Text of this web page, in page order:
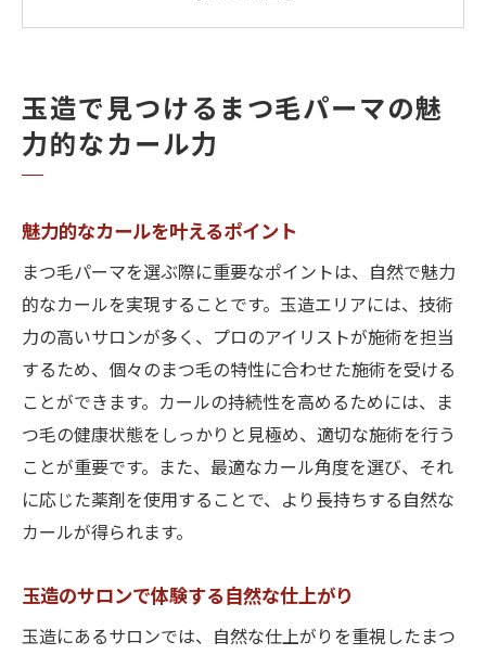
玉造エリア人気サロンのカール技術
おしゃれな目元を実現するためのヒント
大阪市玉造で叶える理想の目元まつ毛パーマの
玉造で信頼されるまつ毛パーマ技術とは
理想の目元を作るための最新技術
技術者の熟練度が光るまつ毛パーマ
安全で効果的な施術の重要性
技術力が高いサロンの選び方
大阪市内で変化を感じるまつ毛パーマ
上品でエレガント玉造でのまつ毛パーマ選び
エレガントな目元を演出するサロン選び
上品な印象を与えるスタイルの特徴
選び方のポイントと注意点
エレガントさを保つためのケア方法
玉造で見つけるまつ毛パーマの魅
力的なカール力
魅力的なカールを叶えるポイント
まつ毛パーマを選ぶ際に重要なポイントは、自然で魅力
的なカールを実現することです。玉造エリアには、技術
力の高いサロンが多く、プロのアイリストが施術を担当
するため、個々のまつ毛の特性に合わせた施術を受ける
ことができます。カールの持続性を高めるためには、ま
つ毛の健康状態をしっかりと見極め、適切な施術を行う
ことが重要です。また、最適なカール角度を選び、それ
に応じた薬剤を使用することで、より長持ちする自然な
カールが得られます。
玉造のサロンで体験する自然な仕上がり
玉造にあるサロンでは、自然な仕上がりを重視したまつ